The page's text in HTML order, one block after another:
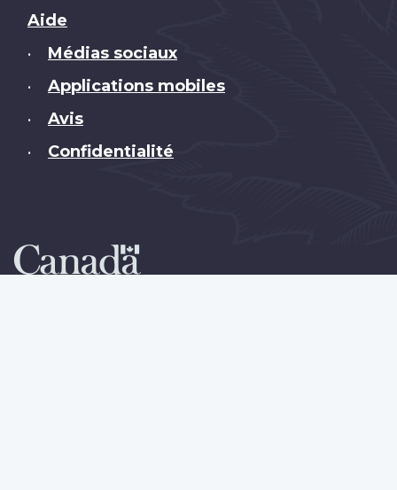
Brand
Aide
• Médias sociaux
• Applications mobiles
• Avis
• Confidentialité